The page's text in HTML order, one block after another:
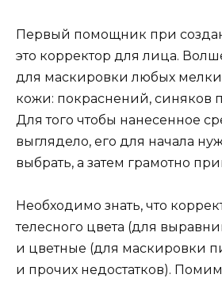
Первый помощник при
это корректор для лица.
для маскировки любых
кожи: покраснений, синяков
Для того чтобы нанесенное
выглядело, его для начала
выбрать, а затем грамотно
Необходимо знать, что
телесного цвета (для
и цветные (для маскировки
и прочих недостатков).